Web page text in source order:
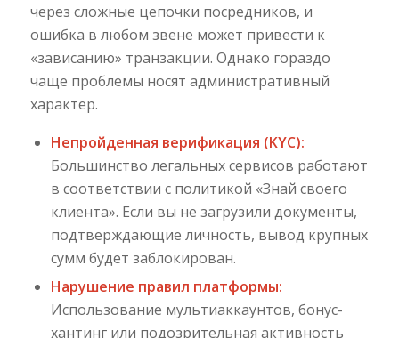
через сложные цепочки посредников, и
ошибка в любом звене может привести к
«зависанию» транзакции. Однако гораздо
чаще проблемы носят административный
характер.
Непройденная верификация (KYC):
Большинство легальных сервисов работают
в соответствии с политикой «Знай своего
клиента». Если вы не загрузили документы,
подтверждающие личность, вывод крупных
сумм будет заблокирован.
Нарушение правил платформы:
Использование мультиаккаунтов, бонус-
хантинг или подозрительная активность